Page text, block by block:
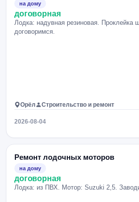
на дому
договорная
Лодка: надувная резиновая. Проклейка
договоримся.
Орёл Строительство и ремонт
2026-08-04
Ремонт лодочных моторов
на дому
договорная
Лодка: из ПВХ. Мотор: Suzuki 2,5.